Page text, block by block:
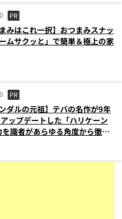
PR
みはこれ一択】おつまみスナッ
ムサクッと」で簡単＆極上の家
PR
ダルの元祖】テバの名作が9年
ップデートした「ハリケーン
識者があらゆる角度から徹底